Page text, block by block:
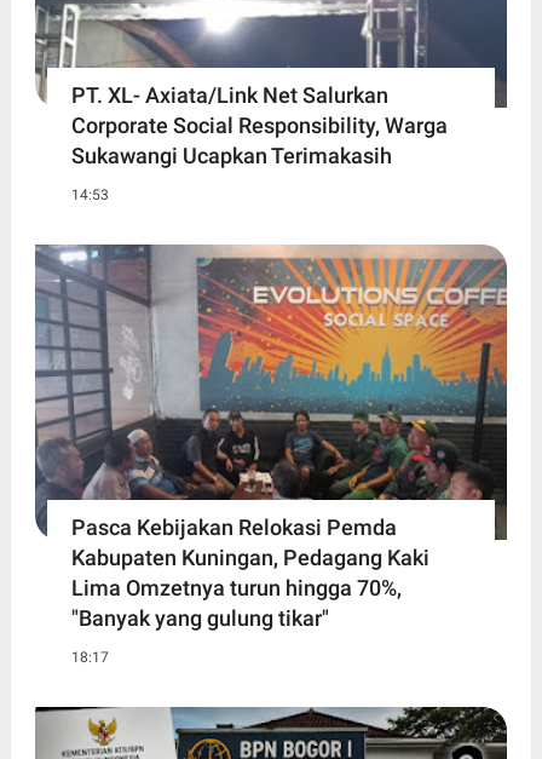
PT. XL- Axiata/Link Net Salurkan
Corporate Social Responsibility, Warga
Sukawangi Ucapkan Terimakasih
14:53
Pasca Kebijakan Relokasi Pemda
Kabupaten Kuningan, Pedagang Kaki
Lima Omzetnya turun hingga 70%,
"Banyak yang gulung tikar"
18:17